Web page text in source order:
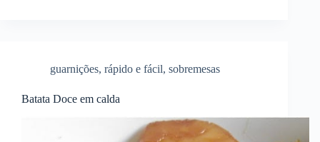
guarnições, rápido e fácil, sobremesas
Batata Doce em calda